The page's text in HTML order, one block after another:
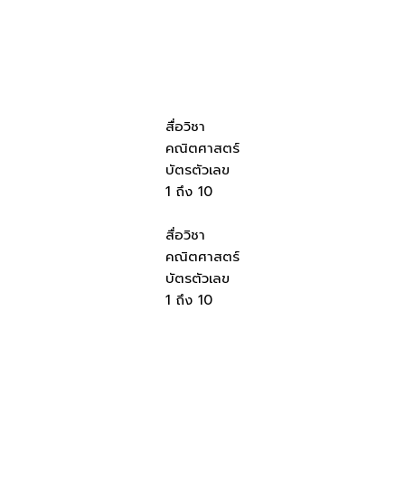
สื่อวิชา
คณิตศาสตร์
บัตรตัวเลข
1 ถึง 10
สื่อวิชา
คณิตศาสตร์
บัตรตัวเลข
1 ถึง 10